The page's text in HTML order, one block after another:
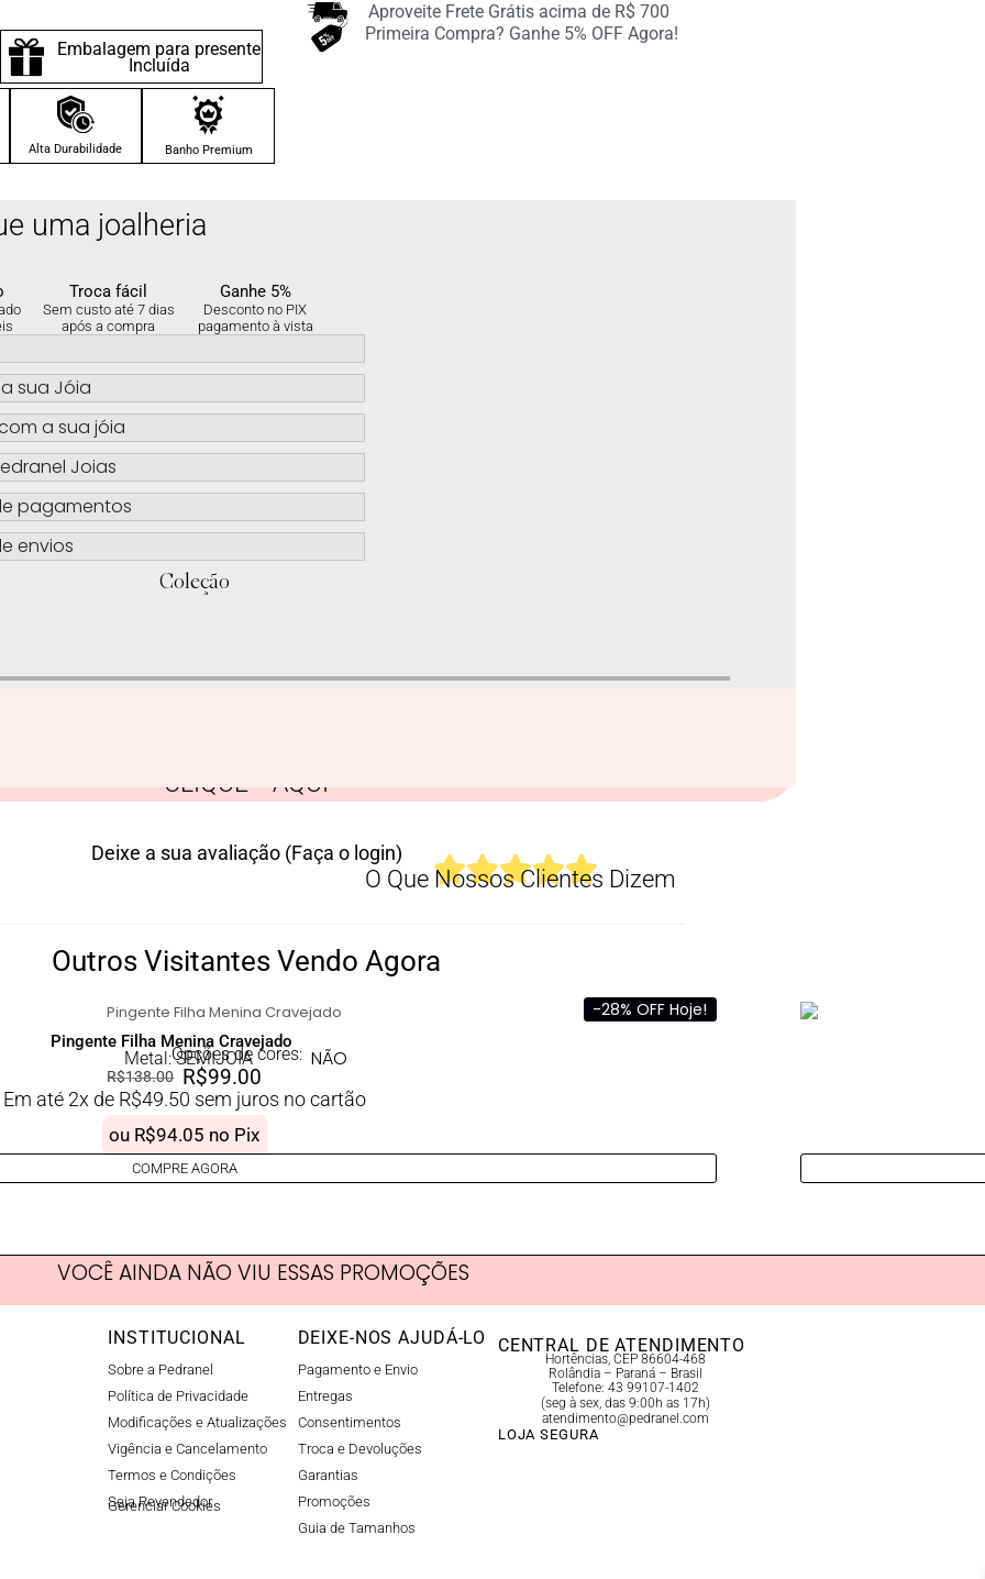
Alta Durabilidade Banho Premium
Embalagem para presente
Incluída
Aproveite Frete Grátis acima de R$ 700
Primeira Compra? Ganhe 5% OFF Agora!
uma joalheria
Troca fácil
Sem custo até 7 dias
após a compra
Ganhe 5%
Desconto no PIX
pagamento à vista
sua Jóia
a sua jóia
Joias
pagamentos
envios
Coleção
CLIQUE AQUI
O Que Nossos Clientes Dizem
Deixe a sua avaliação (Faça o login)
Outros Visitantes Vendo Agora
-28% OFF Hoje!
Pingente Filha Menina Cravejado
Opções de cores: NÃO
Metal: SEMIJOIA
R$138.00 R$99.00
Em até 2x de R$49.50 sem juros no cartão
ou R$94.05 no Pix
COMPRE AGORA
VOCÊ AINDA NÃO VIU ESSAS PROMOÇÕES
INSTITUCIONAL
Sobre a Pedranel
Política de Privacidade
Modificações e Atualizações
Vigência e Cancelamento
Termos e Condições
Seja Revendedor
Gerenciar Cookies​
DEIXE-NOS AJUDÁ-LO
Pagamento e Envio
Entregas
Consentimentos
Troca e Devoluções
Garantias
Promoções
Guia de Tamanhos
CENTRAL DE ATENDIMENTO
Hortências, CEP 86604-468
Rolândia – Paraná – Brasil
Telefone: 43 99107-1402
(seg à sex, das 9:00h as 17h)
atendimento@pedranel.com
LOJA SEGURA